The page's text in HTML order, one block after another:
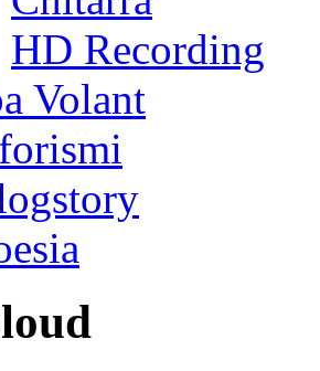
HD Recording
Volant